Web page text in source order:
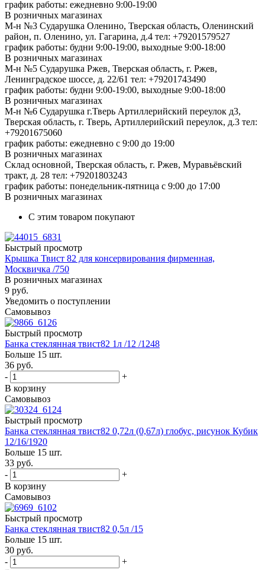
график работы: ежедневно 9:00-19:00
В розничных магазинах
М-н №3 Сударушка Оленино, Тверская область, Оленинский
район, п. Оленино, ул. Гагарина, д.4 тел: +79201579527
график работы: будни 9:00-19:00, выходные 9:00-18:00
В розничных магазинах
М-н №5 Сударушка Ржев, Тверская область, г. Ржев,
Ленинградское шоссе, д. 22/61 тел: +79201743490
график работы: будни 9:00-19:00, выходные 9:00-18:00
В розничных магазинах
М-н №6 Сударушка г.Тверь Артиллерийский переулок д3,
Тверская область, г. Тверь, Артиллерийский переулок, д.3 тел:
+79201675060
график работы: ежедневно с 9:00 до 19:00
В розничных магазинах
Склад основной, Тверская область, г. Ржев, Муравьёвский
тракт, д. 28 тел: +79201803243
график работы: понедельник-пятница с 9:00 до 17:00
В розничных магазинах
С этим товаром покупают
Быстрый просмотр
Крышка Твист 82 для консервирования фирменная,
Москвичка /750
В розничных магазинах
9 руб.
Уведомить о поступлении
Самовывоз
Быстрый просмотр
Банка стеклянная твист82 1л /12 /1248
Больше 15 шт.
36 руб.
-
+
В корзину
Самовывоз
Быстрый просмотр
Банка стеклянная твист82 0,72л (0,67л) глобус, рисунок Кубик
12/16/1920
Больше 15 шт.
33 руб.
-
+
В корзину
Самовывоз
Быстрый просмотр
Банка стеклянная твист82 0,5л /15
Больше 15 шт.
30 руб.
-
+